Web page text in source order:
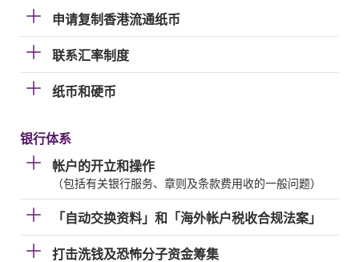
申请复制香港流通纸币
联系汇率制度
纸币和硬币
银行体系
帐户的开立和操作
（包括有关银行服务、章则及条款费用收的一般问题）
「自动交换资料」和「海外帐户税收合规法案」
打击洗钱及恐怖分子资金筹集